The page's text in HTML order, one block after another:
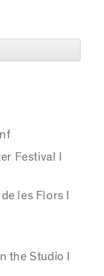
Festival I
les Flors I
the Studio I